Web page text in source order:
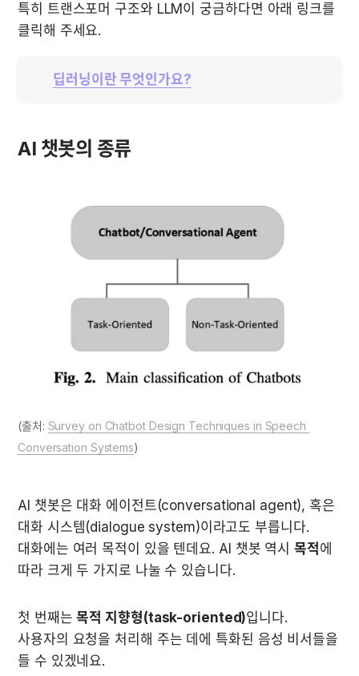
특히 트랜스포머 구조와 LLM이 궁금하다면 아래 링크를
클릭해 주세요.
딥러닝이란 무엇인가요?
AI 챗봇의 종류
(출처: Survey on Chatbot Design Techniques in Speech
Conversation Systems)
AI 챗봇은 대화 에이전트(conversational agent), 혹은
대화 시스템(dialogue system)이라고도 부릅니다.
대화에는 여러 목적이 있을 텐데요. AI 챗봇 역시 목적에
따라 크게 두 가지로 나눌 수 있습니다.
첫 번째는 목적 지향형(task-oriented)입니다.
사용자의 요청을 처리해 주는 데에 특화된 음성 비서들을
들 수 있겠네요.